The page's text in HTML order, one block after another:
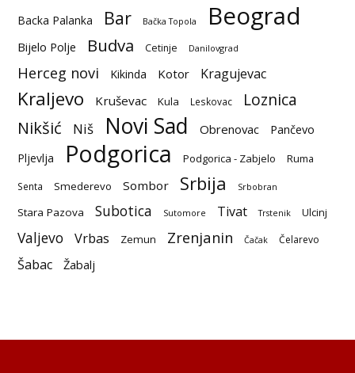
Backa Palanka Bar Bačka Topola Beograd
Bijelo Polje Budva Cetinje Danilovgrad
Herceg novi Kikinda Kotor Kragujevac
Kraljevo Kruševac Kula Leskovac Loznica
Nikšić Niš Novi Sad Obrenovac Pančevo
Pljevlja Podgorica Podgorica - Zabjelo Ruma
Senta Smederevo Sombor Srbija Srbobran
Stara Pazova Subotica Sutomore Tivat Trstenik Ulcinj
Valjevo Vrbas Zemun Zrenjanin Čačak Čelarevo
Šabac Žabalj